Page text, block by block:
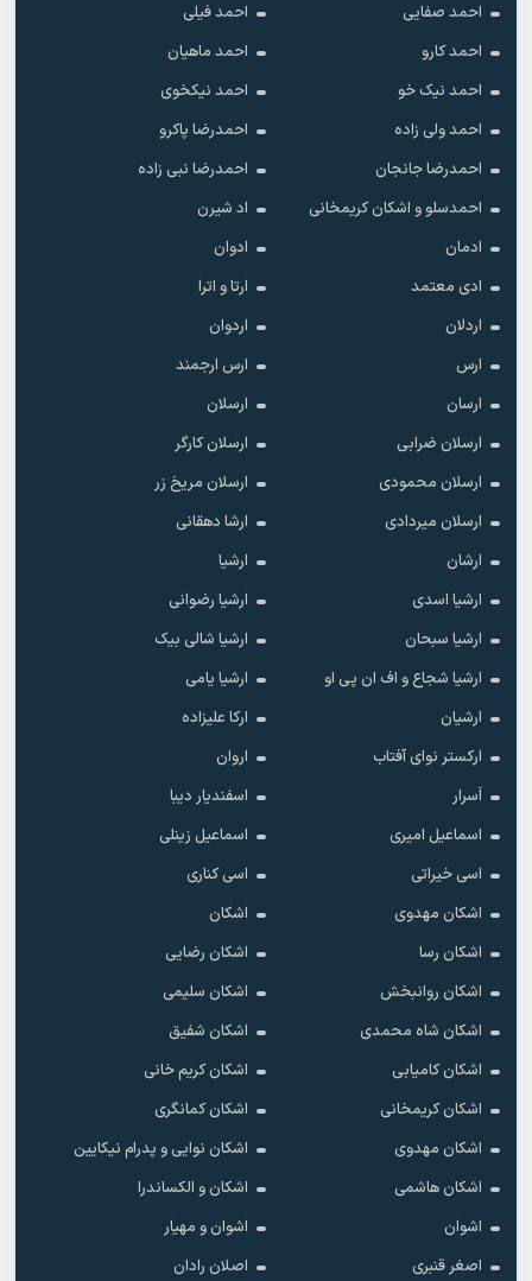
احمد صفایی
احمد فیلی
احمد کارو
احمد ماهیان
احمد نیک خو
احمد نیکخوی
احمد ولی زاده
احمدرضا پاکرو
احمدرضا جانجان
احمدرضا نبی زاده
احمدسلو و اشکان کریمخانی
اد شیرن
ادمان
ادوان
ادی معتمد
ارتا و اترا
اردلان
اردوان
ارس
ارس ارجمند
ارسان
ارسلان
ارسلان ضرابی
ارسلان کارگر
ارسلان محمودی
ارسلان مریخ زر
ارسلان میردادی
ارشا دهقانی
ارشان
ارشیا
ارشیا اسدی
ارشیا رضوانی
ارشیا سبحان
ارشیا شالی بیک
ارشیا شجاع و اف ان پی او
ارشیا یامی
ارشیان
ارکا علیزاده
ارکستر نوای آفتاب
اروان
اَسرار
اسفندیار دیبا
اسماعیل امیری
اسماعیل زینلی
اسی خیراتی
اسی کناری
اشکان مهدوى
اشکان
اشکان رسا
اشکان رضایی
اشکان روانبخش
اشکان سلیمی
اشکان شاه محمدی
اشکان شفیق
اشکان کامیابی
اشکان کریم خانی
اشکان کریمخانی
اشکان کمانگری
اشکان مهدوی
اشکان نوایی و پدرام نیکایین
اشکان هاشمی
اشکان و الکساندرا
اشوان
اشوان و مهیار
اصغر قنبری
اصلان رادان